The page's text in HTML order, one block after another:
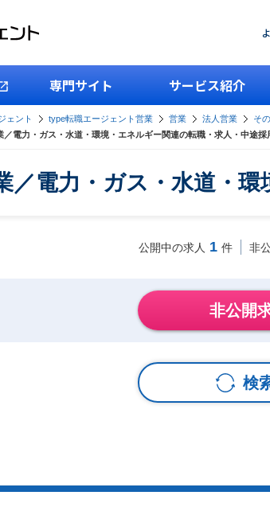
専門サイト サービス紹介
ェント type転職エージェント営業 営業 法人営業 そ
／電力・ガス・水道・環境・エネルギー関連の転職・求人・中途採
／電力・ガス・水道・
公開中の求人 1 件 非
非公開
検